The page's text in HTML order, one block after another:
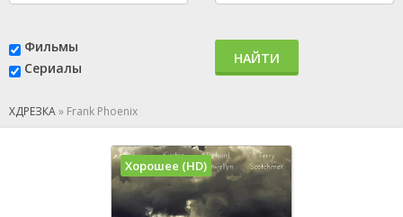
Фильмы
Сериалы
НАЙТИ
ХДРЕЗКА» Frank Phoenix
Хорошее (HD)